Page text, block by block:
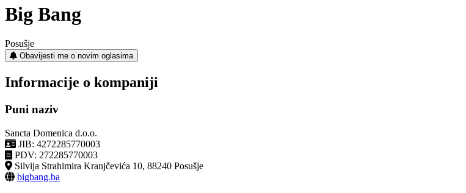
Big Bang
Posušje
Obavijesti me o novim oglasima
Informacije o kompaniji
Puni naziv
Sancta Domenica d.o.o.
JIB: 4272285770003
PDV: 272285770003
Silvija Strahimira Kranjčevića 10, 88240 Posušje
bigbang.ba